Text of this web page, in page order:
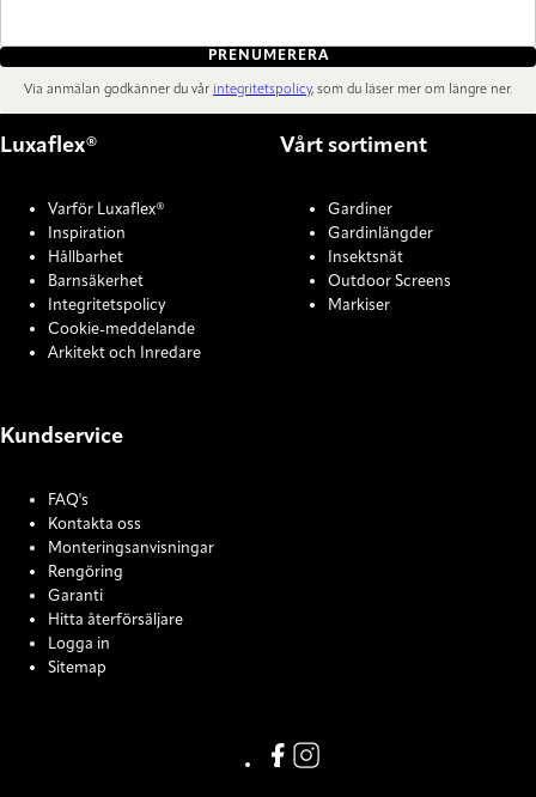
PRENUMERERA
Via anmälan godkänner du vår integritetspolicy, som du läser mer om längre ner.
Luxaflex®
Varför Luxaflex®
Inspiration
Hållbarhet
Barnsäkerhet
Integritetspolicy
Cookie-meddelande
Arkitekt och Inredare
Vårt sortiment
Gardiner
Gardinlängder
Insektsnät
Outdoor Screens
Markiser
Kundservice
FAQ's
Kontakta oss
Monteringsanvisningar
Rengöring
Garanti
Hitta återförsäljare
Logga in
Sitemap
Link missing Display text from
Link missing Display text